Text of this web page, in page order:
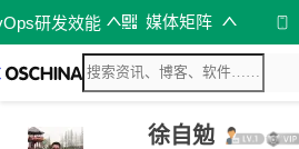
研发效能 媒体矩阵
徐自勉